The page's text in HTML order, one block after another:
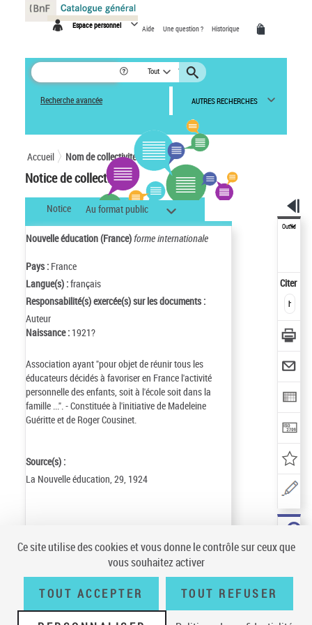
Espace personnel Aide Une question ? Historique
Tout
Recherche avancée AUTRES RECHERCHES
Accueil Nom de collectivité
Notice de collectivité
Notice Au format public
Nouvelle éducation (France)forme internationale
Pays : France
Langue(s) :français
Responsabilité(s) exercée(s) sur les documents :
Auteur
Naissance : 1921?
Association ayant "pour objet de réunir tous les
éducateurs décidés à favoriser en France l'activité
personnelle des enfants, soit à l'école soit dans la
famille ...". - Constituée à l'initiative de Madeleine
Guéritte et de Roger Cousinet.
Source(s) :
La Nouvelle éducation, 29, 1924
Notice n° :FRBNF11379516
Mise à jour :16/03/08
Outils
Citer
Panneau de gestion des cookies
Ce site utilise des cookies et vous donne le contrôle sur ceux que
vous souhaitez activer
TOUT ACCEPTER TOUT REFUSER